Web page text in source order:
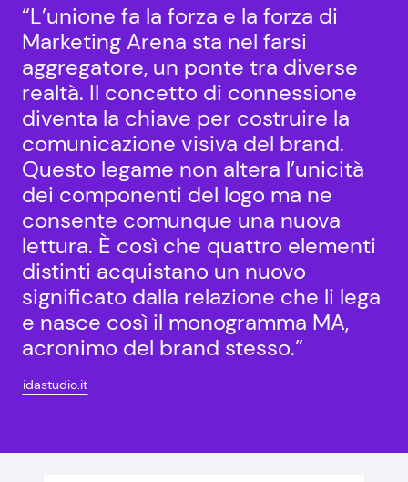
“L’unione fa la forza e la forza di
Marketing Arena sta nel farsi
aggregatore, un ponte tra diverse
realtà. Il concetto di connessione
diventa la chiave per costruire la
comunicazione visiva del brand.
Questo legame non altera l’unicità
dei componenti del logo ma ne
consente comunque una nuova
lettura. È così che quattro elementi
distinti acquistano un nuovo
significato dalla relazione che li lega
e nasce così il monogramma MA,
acronimo del brand stesso.”
idastudio.it